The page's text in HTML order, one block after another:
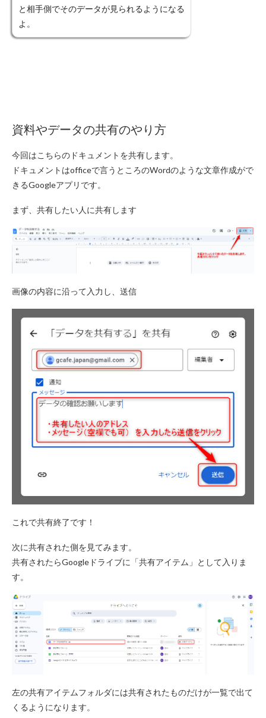
と相手側でそのデータが見られるようになる
よ。
資料やデータの共有のやり方
今回はこちらのドキュメントを共有します。
ドキュメントはofficeで言うところのWordのような文章作成がで
きるGoogleアプリです。
まず、共有したい人に共有します
画像の内容に沿って入力し、送信
これで共有終了です！
次に共有された側を見てみます。
共有されたらGoogleドライブに「共有アイテム」として入りま
す。
左の共有アイテムフォルダには共有されたものだけが一覧で出て
くるようになります。